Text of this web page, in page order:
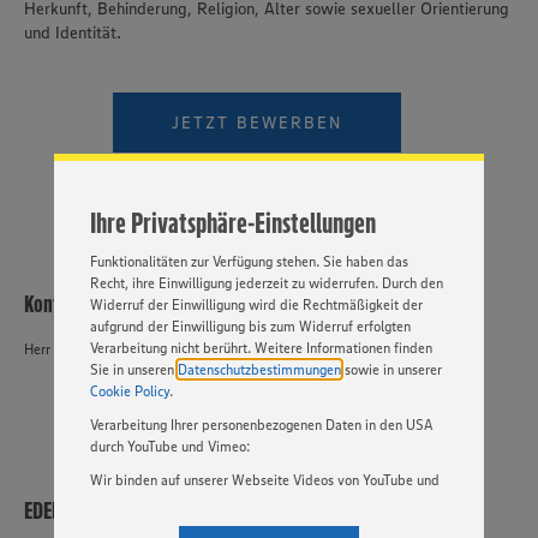
Ihre Privatsphäre-Einstellungen
ermöglichen. Wir verwenden Ihre Daten, um unsere
Inhalte anzubieten. Ihre Einwilligung in die Nutzung von
Cookies und anderer Technologien ist freiwillig und kann
„EINSTELLUNGEN ÄNDERN”. Bitte beachten Sie, dass auf
Basis Ihrer Einstellungen ggf. nicht mehr alle
Funktionalitäten zur Verfügung stehen. Sie haben das
Recht, ihre Einwilligung jederzeit zu widerrufen. Durch den
Widerruf der Einwilligung wird die Rechtmäßigkeit der
aufgrund der Einwilligung bis zum Widerruf erfolgten
Verarbeitung nicht berührt. Weitere Informationen finden
Sie in unseren Datenschutzbestimmungen sowie in unserer
Cookie Policy.
Verarbeitung Ihrer personenbezogenen Daten in den USA
durch YouTube und Vimeo:
Wir binden auf unserer Webseite Videos von YouTube und
Einstellungen bezüglich YouTube und Vimeo zu ändern,
Herkunft, Behinderung, Religion, Alter sowie sexueller Orientierung
und Identität.
JETZT BEWERBEN
PER WHATSAPP
Kontakt
Herr Dierk Schledzewski
EDEKA Südwest Stiftung & Co. KG